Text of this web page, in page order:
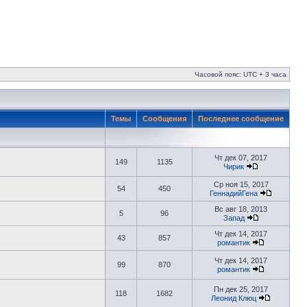
Часовой пояс: UTC + 3 часа
Темы Сообщения Последнее сообщение
149 1135
Чт дек 07, 2017
Чирик
54 450
Ср ноя 15, 2017
ГеннадийГена
5 96
Вс авг 18, 2013
Запад
43 857
Чт дек 14, 2017
романтик
99 870
Чт дек 14, 2017
романтик
118 1682
Пн дек 25, 2017
Леонид Клюц